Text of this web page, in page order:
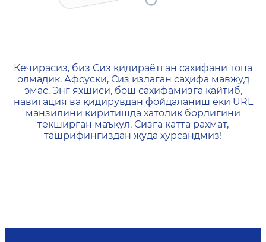
404 — Страница не
Кечирасиз, биз Сиз қидираётган саҳифани топа
олмадик. Афсуски, Сиз излаган саҳифа мавжуд
эмас. Энг яхшиси, бош саҳифамизга қайтиб,
навигация ва қидирувдан фойдаланиш ёки URL
манзилини киритишда хатолик борлигини
текширган маъқул. Сизга катта раҳмат,
ташрифингиздан жуда хурсандмиз!